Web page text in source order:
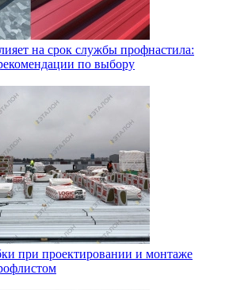
на срок службы профнастила:
по выбору
при проектировании и монтаже